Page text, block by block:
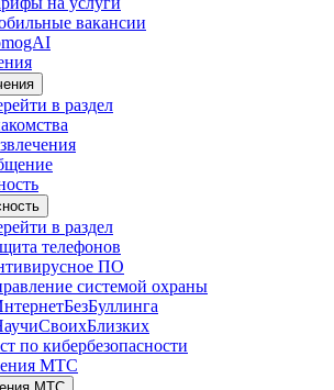
вакансии
в раздел
в раздел
телефонов
ПО
системой охраны
по кибербезопасности
МТС